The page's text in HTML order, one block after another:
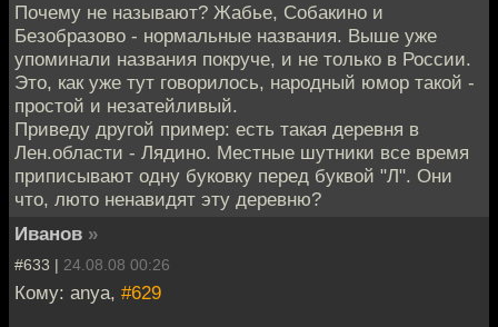
Почему не называют? Жабье, Собакино и
Безобразово - нормальные названия. Выше уже
упоминали названия покруче, и не только в России.
Это, как уже тут говорилось, народный юмор такой -
простой и незатейливый.
Приведу другой пример: есть такая деревня в
Лен.области - Лядино. Местные шутники все время
приписывают одну буковку перед буквой "Л". Они
что, люто ненавидят эту деревню?
Иванов »
#633 | 24.08.08 00:26
Кому: anya, #629